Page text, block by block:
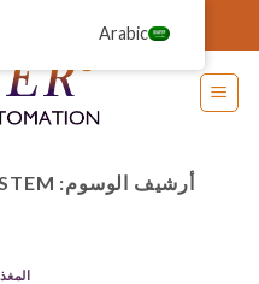
المحتوى
أضف أي شيء هنا
أرشيف الوسوم:
Arabic